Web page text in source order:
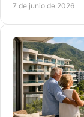
7 de junio de 2026